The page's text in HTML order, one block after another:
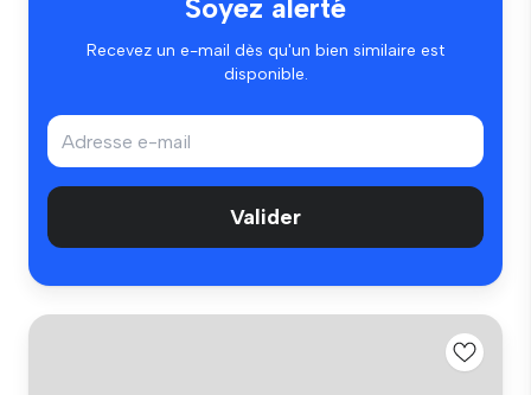
Soyez alerté
Recevez un e-mail dès qu'un bien similaire est
disponible.
Valider